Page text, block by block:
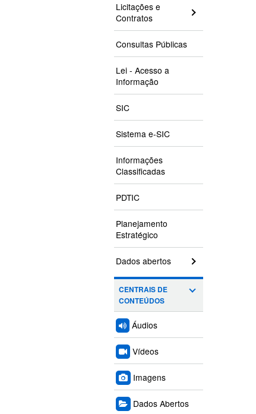
Licitações e
Contratos
Consultas Públicas
Lei - Acesso a
Informação
SIC
Sistema e-SIC
Informações
Classificadas
PDTIC
Planejamento
Estratégico
Dados abertos
CENTRAIS DE
CONTEÚDOS
Áudios
Vídeos
Imagens
Dados Abertos